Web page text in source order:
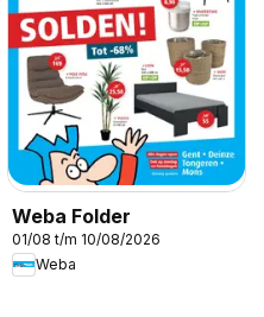
Weba Folder
01/08 t/m 10/08/2026
Weba